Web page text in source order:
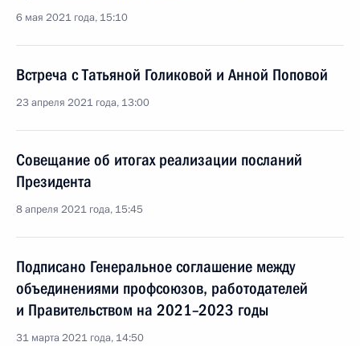
6 мая 2021 года, 15:10
Встреча с Татьяной Голиковой и Анной Поповой
23 апреля 2021 года, 13:00
Совещание об итогах реализации посланий
Президента
8 апреля 2021 года, 15:45
Подписано Генеральное соглашение между
объединениями профсоюзов, работодателей
и Правительством на 2021–2023 годы
31 марта 2021 года, 14:50